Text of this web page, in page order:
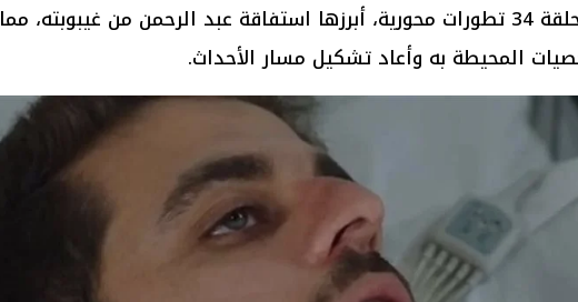
شهدت الحلقة 34 تطورات محورية، أبرزها استفاقة عبد الرحمن من غيبوبته، مما
المحيطة به وأعاد تشكيل مسار الأحداث.